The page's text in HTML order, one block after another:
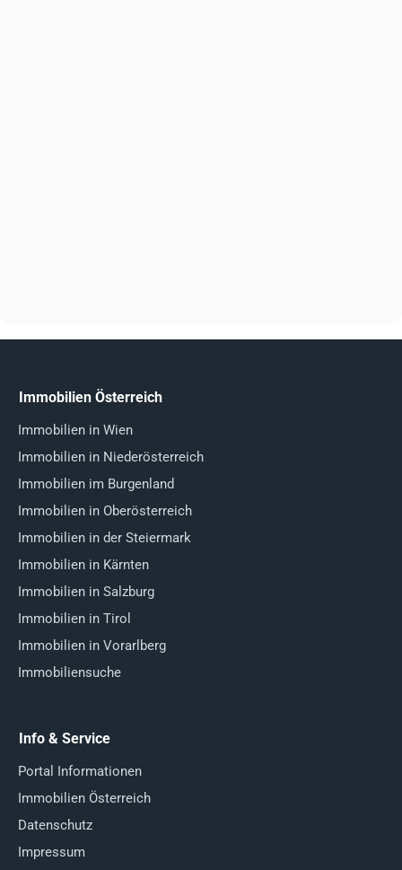
Immobilien Österreich
Immobilien in Wien
Immobilien in Niederösterreich
Immobilien im Burgenland
Immobilien in Oberösterreich
Immobilien in der Steiermark
Immobilien in Kärnten
Immobilien in Salzburg
Immobilien in Tirol
Immobilien in Vorarlberg
Immobiliensuche
Info & Service
Portal Informationen
Immobilien Österreich
Datenschutz
Impressum